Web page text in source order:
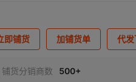
库存 1000台
即铺货 加铺货单 代
铺货分销商数
500+